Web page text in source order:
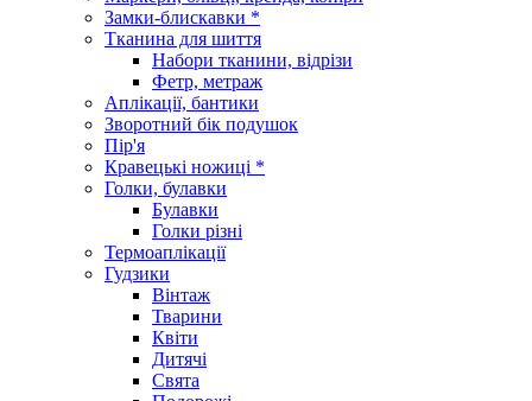
Замки-блискавки *
Тканина для шиття
Набори тканини, відрізи
Фетр, метраж
Аплікації, бантики
Зворотний бік подушок
Пір'я
Кравецькі ножиці *
Голки, булавки
Булавки
Голки різні
Термоаплікації
Гудзики
Вінтаж
Тварини
Квіти
Дитячі
Свята